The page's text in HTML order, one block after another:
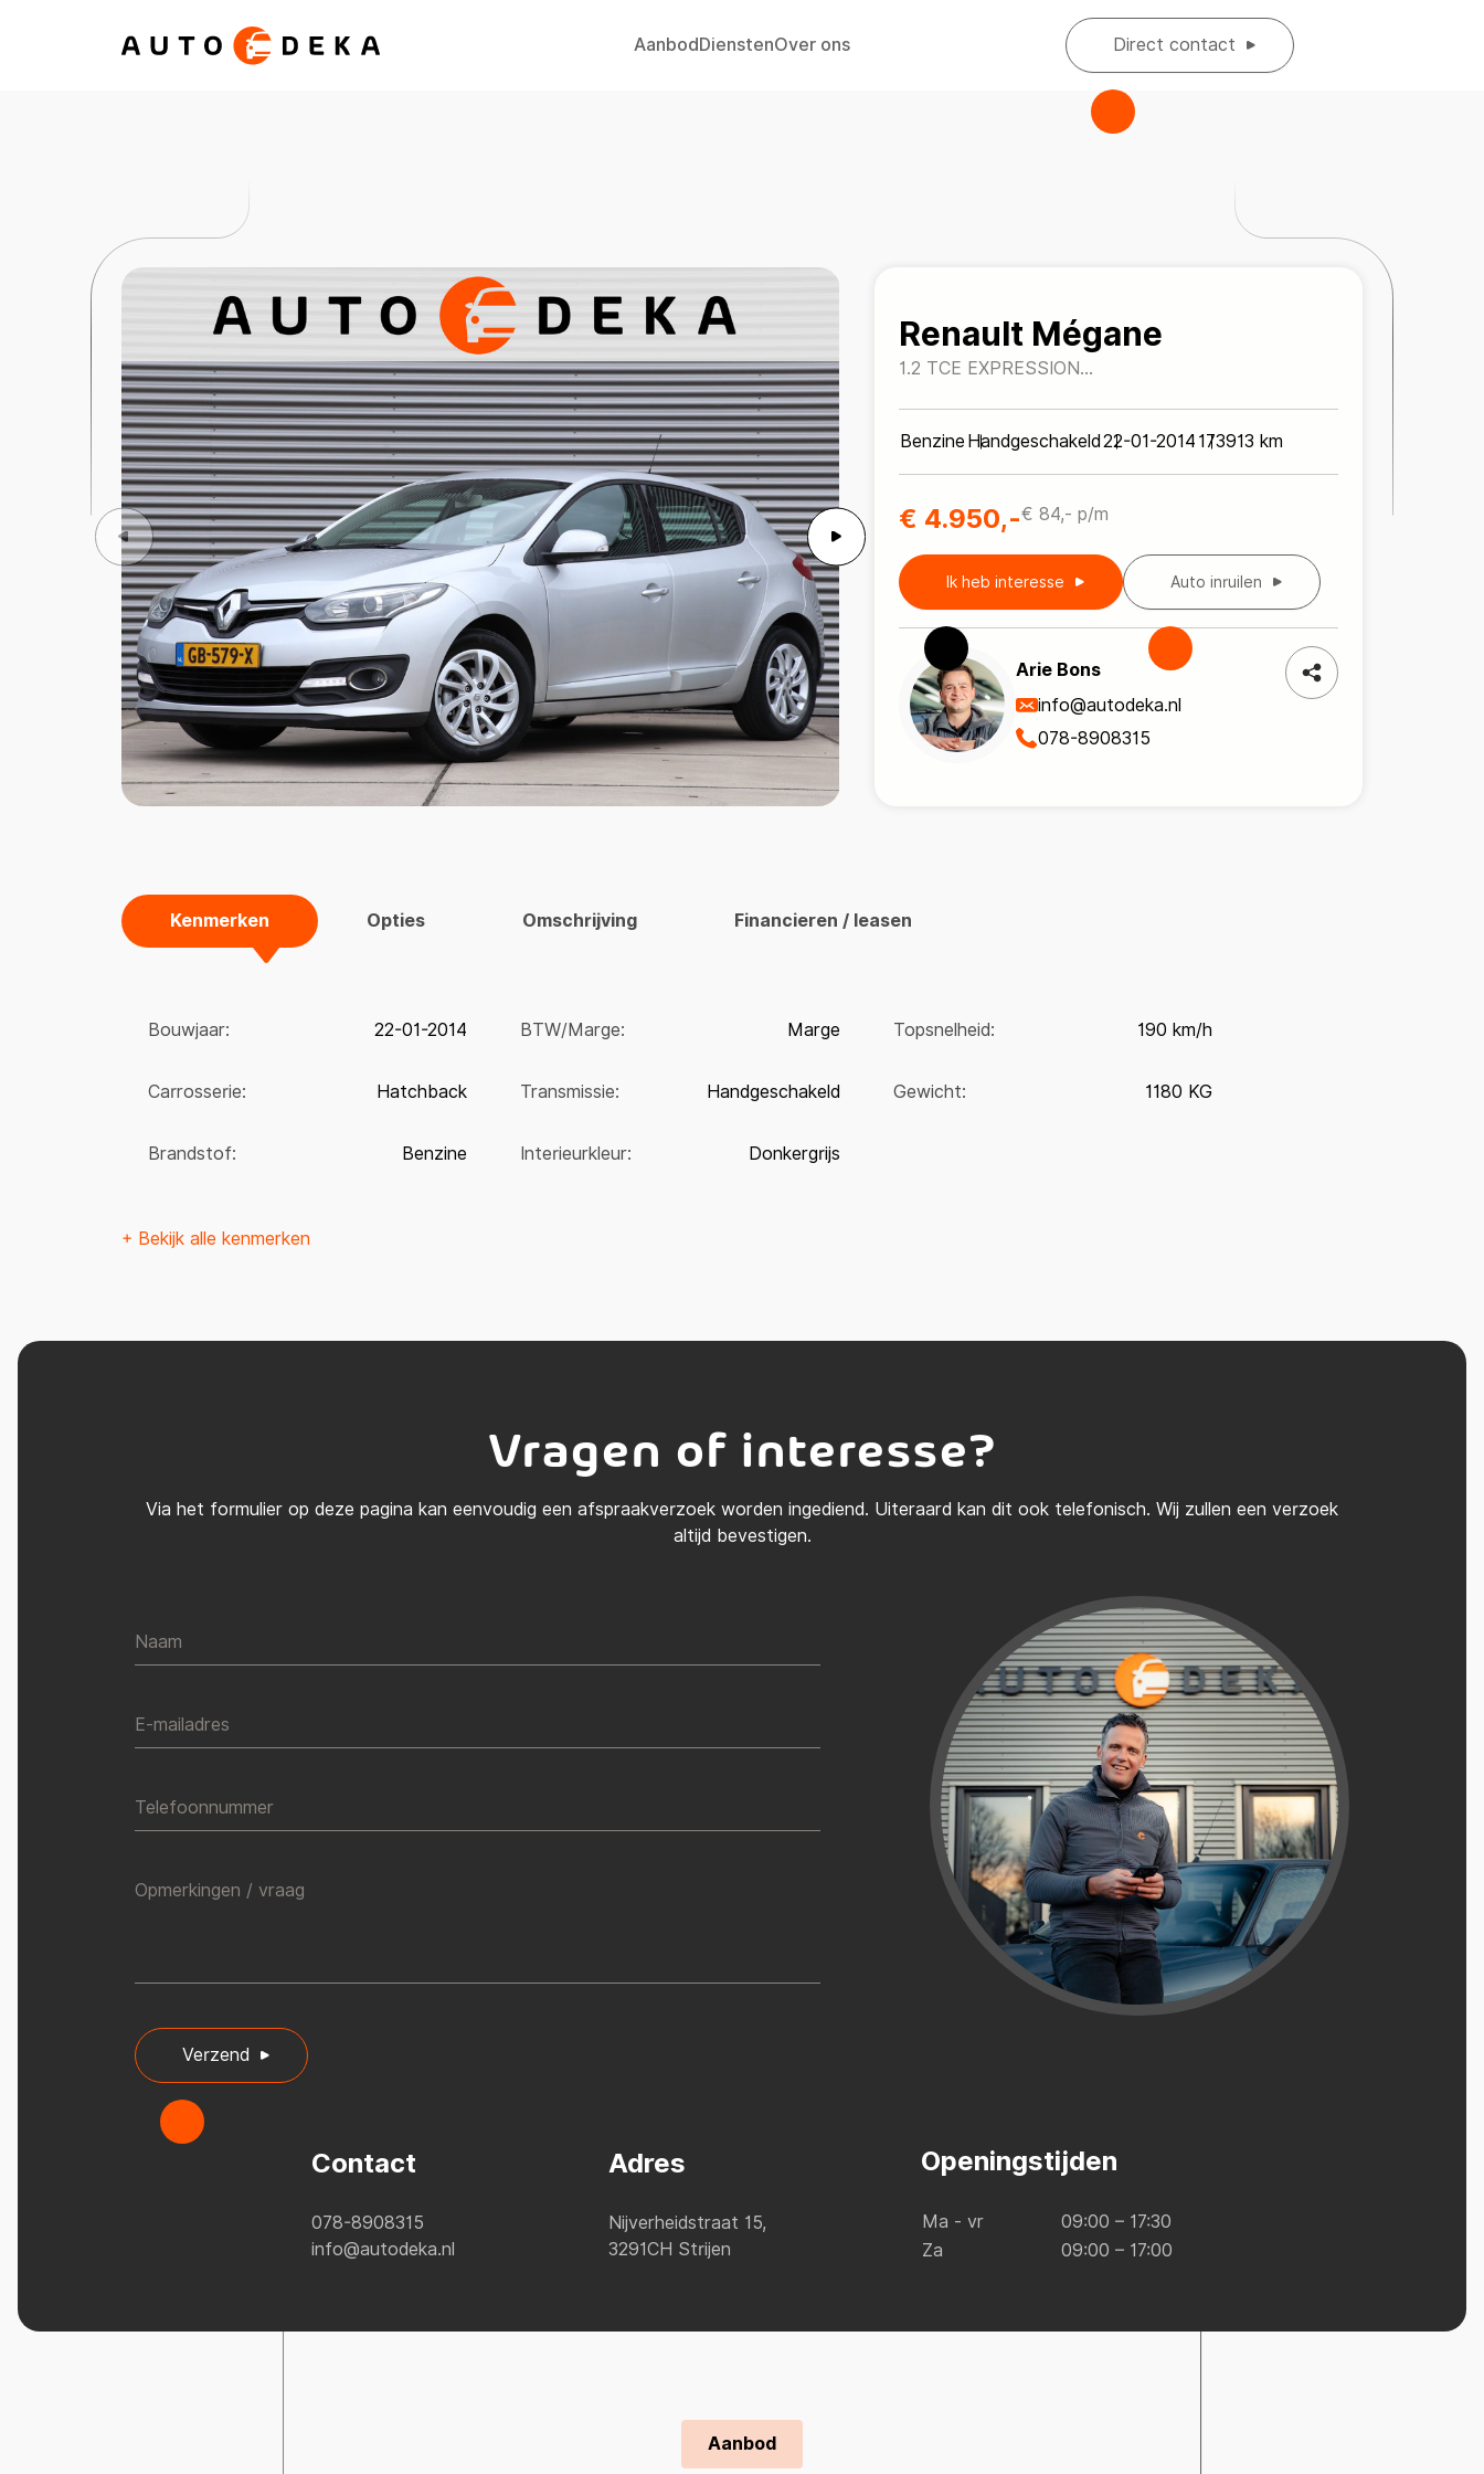
AanbodDienstenOver ons Direct contact
Diensten
Over ons
Contact
Renault Mégane
1.2 TCE EXPRESSION
Benzine Handgeschakeld22-01-2014 173913 km
€ 4.950,-€ 84,- p/m
Ik heb interesse Auto inruilen
Arie Bons
info@autodeka.nl
078-8908315
Kenmerken Opties Omschrijving Financieren / leasen
Bouwjaar: 22-01-2014 BTW/Marge: Marge Topsnelheid: 190 km/h
Carrosserie: Hatchback Transmissie: Handgeschakeld Gewicht: 1180 KG
Brandstof: Benzine Interieurkleur: Donkergrijs
+ Bekijk alle kenmerken
Vragen of interesse?
Via het formulier op deze pagina kan eenvoudig een afspraakverzoek worden ingediend. Uiteraard kan dit ook telefonisch. Wij zullen een verzoek
altijd bevestigen.
Naam
E-mailadres
Telefoonnummer
Opmerkingen / vraag
Verzend
Contact
078-8908315
info@autodeka.nl
Adres
Nijverheidstraat 15,
3291CH Strijen
Openingstijden
Ma - vr
09:00 – 17:30
Za
09:00 – 17:00
Aanbod